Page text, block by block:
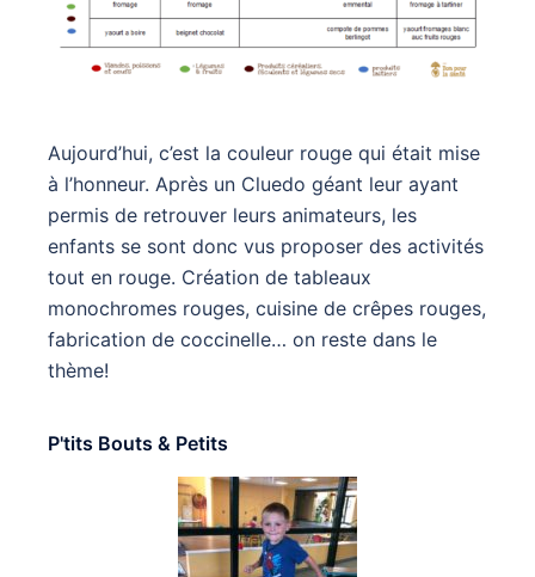
Aujourd’hui, c’est la couleur rouge qui était mise
à l’honneur. Après un Cluedo géant leur ayant
permis de retrouver leurs animateurs, les
enfants se sont donc vus proposer des activités
tout en rouge. Création de tableaux
monochromes rouges, cuisine de crêpes rouges,
fabrication de coccinelle… on reste dans le
thème!
P'tits Bouts & Petits